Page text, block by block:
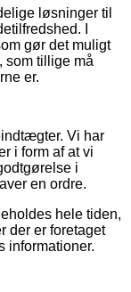
løsninger til
I
gør det muligt
som tillige må
er.
Vi har
i form af at vi
i
en ordre.
hele tiden,
der er foretaget
informationer.